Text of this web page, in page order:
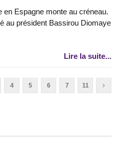
en Espagne monte au créneau.
au président Bassirou Diomaye
Lire la suite...
4 5 6 7 11